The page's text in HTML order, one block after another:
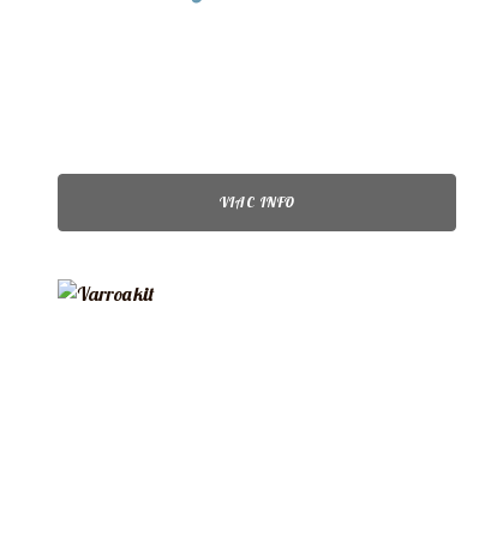
VIAC INFO